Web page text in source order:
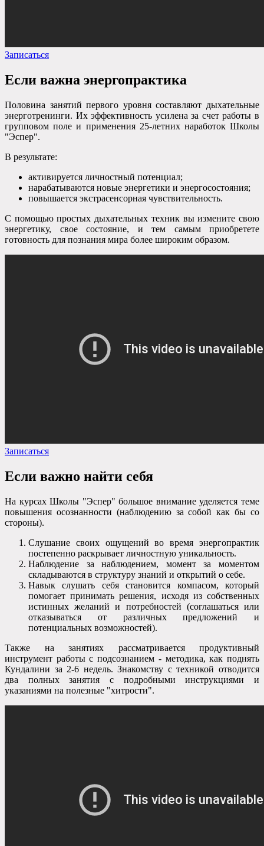
Записаться
Если важна энергопрактика
Половина занятий первого уровня составляют дыхательные
энерготренинги. Их эффективность усилена за счет работы в
групповом поле и применения 25-летних наработок Школы
"Эспер".
В результате:
активируется личностный потенциал;
нарабатываются новые энергетики и энергосостояния;
повышается экстрасенсорная чувствительность.
С помощью простых дыхательных техник вы измените свою
энергетику, свое состояние, и тем самым приобретете
готовность для познания мира более широким образом.
Записаться
Если важно найти себя
На курсах Школы "Эспер" большое внимание уделяется теме
повышения осознанности (наблюдению за собой как бы со
стороны).
Слушание своих ощущений во время энергопрактик
постепенно раскрывает личностную уникальность.
Наблюдение за наблюдением, момент за моментом
складываются в структуру знаний и открытий о себе.
Навык слушать себя становится компасом, который
помогает принимать решения, исходя из собственных
истинных желаний и потребностей (соглашаться или
отказываться от различных предложений и
потенциальных возможностей).
Также на занятиях рассматривается продуктивный
инструмент работы с подсознанием - методика, как поднять
Кундалини за 2-6 недель. Знакомству с техникой отводится
два полных занятия с подробными инструкциями и
указаниями на полезные "хитрости".